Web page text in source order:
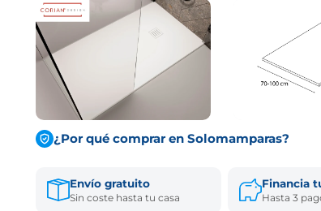
¿Por qué comprar en Solomamparas?
Envío gratuito
Sin coste hasta tu casa
Financia
Hasta 3